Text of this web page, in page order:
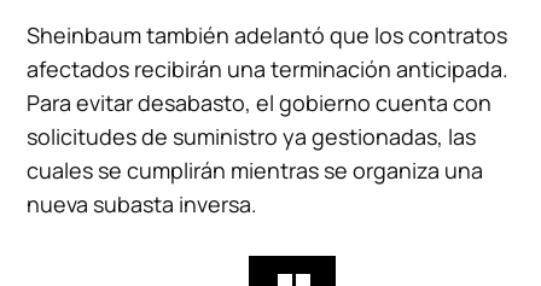
Sheinbaum también adelantó que los contratos
afectados recibirán una terminación anticipada.
Para evitar desabasto, el gobierno cuenta con
solicitudes de suministro ya gestionadas, las
cuales se cumplirán mientras se organiza una
nueva subasta inversa.